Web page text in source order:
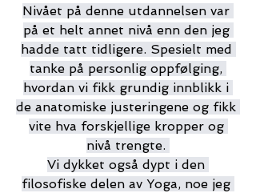
Nivået på denne utdannelsen var
på et helt annet nivå enn den jeg
hadde tatt tidligere. Spesielt med
tanke på personlig oppfølging,
hvordan vi fikk grundig innblikk i
de anatomiske justeringene og fikk
vite hva forskjellige kropper og
nivå trengte.
Vi dykket også dypt i den
filosofiske delen av Yoga, noe jeg